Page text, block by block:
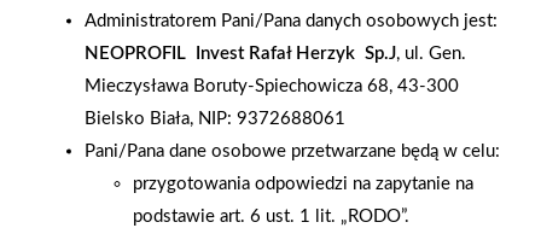
firma DTB , która prowadzi już markety Mrówka w Pelplinie i
Tczewie. Otwarcie Mrówki było dużym wydarzeniem dla
mieszkańców Pszczółek, jak również pobliskich miejscowości.
Z tej okazji przygotowano dla klientów mnóstwo atrakcji, w
tym konkursy na najwyższy paragon z fantastycznymi
nagrodami. Otwarcie Mrówki było poprzedzone lokalną
kampanią informacyjną oraz cyklicznymi postami w social
Administratorem Pani/Pana danych osobowych jest:
NEOPROFIL Invest Rafał Herzyk Sp.J, ul. Gen.
Mieczysława Boruty-Spiechowicza 68, 43-300
Bielsko Biała, NIP: 9372688061
Pani/Pana dane osobowe przetwarzane będą w celu:
przygotowania odpowiedzi na zapytanie na
podstawie art. 6 ust. 1 lit. „RODO”.